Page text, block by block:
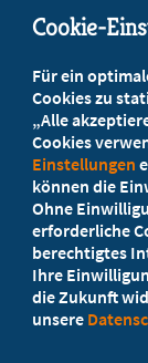
Ihr
Werden
Cookie-
Für ein
Cookies zu
„Alle
Cookies
Einstellungen
können die
Ohne
erforderliche
berechtigtes
Ihre
die Zukunft
unsere